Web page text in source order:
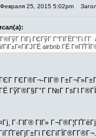
25, 2015 5:02pm
ГІГј ГЄГўГ Г°ГІГЁГ°Гі Г­Г
ГіГ±Г«ГіГЈГЁ airbnb ГЁ
ГЄГ®Г¬-ГІГ®
ГўГ®Г§Г°Г Г№Г ГѕГІ
Г·ГІГ® ГІГ»